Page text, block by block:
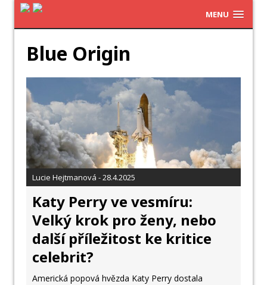
MENU
Blue Origin
Lucie Hejtmanová - 28.4.2025
Katy Perry ve vesmíru:
Velký krok pro ženy, nebo
další příležitost ke kritice
celebrit?
Americká popová hvězda Katy Perry dostala